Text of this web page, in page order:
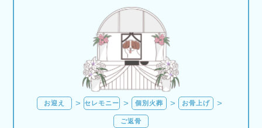
お迎え セレモニー 個別火葬 お骨上げ
ご返骨